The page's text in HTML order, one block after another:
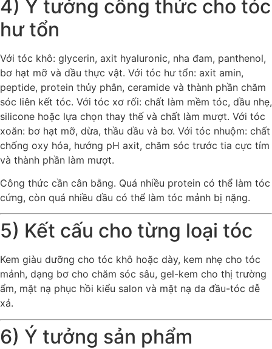
4) Ý tưởng công thức cho tóc
hư tổn
Với tóc khô: glycerin, axit hyaluronic, nha đam, panthenol,
bơ hạt mỡ và dầu thực vật. Với tóc hư tổn: axit amin,
peptide, protein thủy phân, ceramide và thành phần chăm
sóc liên kết tóc. Với tóc xơ rối: chất làm mềm tóc, dầu nhẹ,
silicone hoặc lựa chọn thay thế và chất làm mượt. Với tóc
xoăn: bơ hạt mỡ, dừa, thầu dầu và bơ. Với tóc nhuộm: chất
chống oxy hóa, hướng pH axit, chăm sóc trước tia cực tím
và thành phần làm mượt.
Công thức cần cân bằng. Quá nhiều protein có thể làm tóc
cứng, còn quá nhiều dầu có thể làm tóc mảnh bị nặng.
5) Kết cấu cho từng loại tóc
Kem giàu dưỡng cho tóc khô hoặc dày, kem nhẹ cho tóc
mảnh, dạng bơ cho chăm sóc sâu, gel-kem cho thị trường
ẩm, mặt nạ phục hồi kiểu salon và mặt nạ da đầu-tóc dễ
xả.
6) Ý tưởng sản phẩm